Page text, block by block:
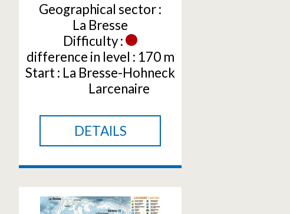
Geographical sector :
La Bresse
Difficulty :
difference in level : 170 m
Start : La Bresse-Hohneck
Larcenaire
DETAILS